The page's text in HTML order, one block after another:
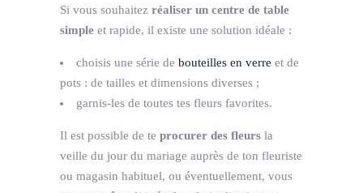
Si vous souhaitez réaliser un centre de table
simple et rapide, il existe une solution idéale :
choisis une série de bouteilles en verre et de
pots : de tailles et dimensions diverses ;
garnis-les de toutes tes fleurs favorites.
Il est possible de te procurer des fleurs la
veille du jour du mariage auprès de ton fleuriste
ou magasin habituel, ou éventuellement, vous